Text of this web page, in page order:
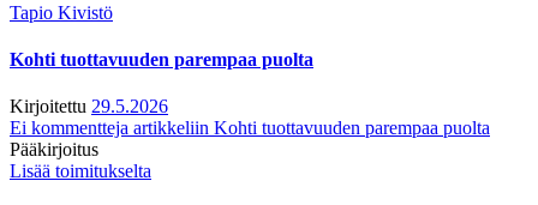
Tapio Kivistö
Kohti tuottavuuden parempaa puolta
Kirjoitettu 29.5.2026
Ei kommentteja artikkeliin Kohti tuottavuuden parempaa puolta
Pääkirjoitus
Lisää toimitukselta